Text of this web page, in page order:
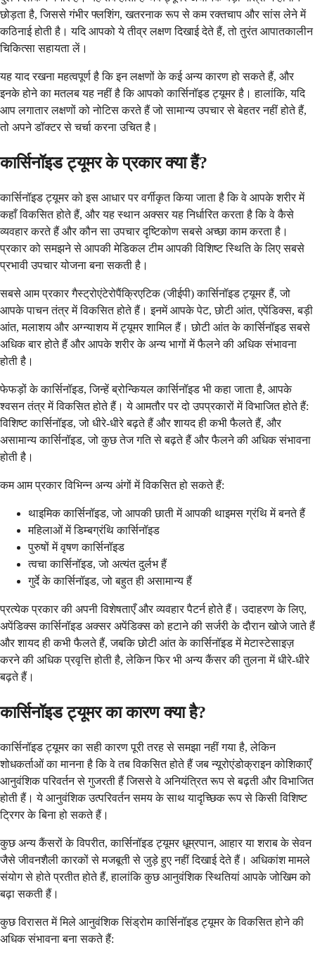
छोड़ता है, जिससे गंभीर फ्लशिंग, खतरनाक रूप से कम रक्तचाप और सांस लेने में
कठिनाई होती है। यदि आपको ये तीव्र लक्षण दिखाई देते हैं, तो तुरंत आपातकालीन
चिकित्सा सहायता लें।
यह याद रखना महत्वपूर्ण है कि इन लक्षणों के कई अन्य कारण हो सकते हैं, और
इनके होने का मतलब यह नहीं है कि आपको कार्सिनॉइड ट्यूमर है। हालांकि, यदि
आप लगातार लक्षणों को नोटिस करते हैं जो सामान्य उपचार से बेहतर नहीं होते हैं,
तो अपने डॉक्टर से चर्चा करना उचित है।
कार्सिनॉइड ट्यूमर के प्रकार क्या हैं?
कार्सिनॉइड ट्यूमर को इस आधार पर वर्गीकृत किया जाता है कि वे आपके शरीर में
कहाँ विकसित होते हैं, और यह स्थान अक्सर यह निर्धारित करता है कि वे कैसे
व्यवहार करते हैं और कौन सा उपचार दृष्टिकोण सबसे अच्छा काम करता है।
प्रकार को समझने से आपकी मेडिकल टीम आपकी विशिष्ट स्थिति के लिए सबसे
प्रभावी उपचार योजना बना सकती है।
सबसे आम प्रकार गैस्ट्रोएंटेरोपैंक्रिएटिक (जीईपी) कार्सिनॉइड ट्यूमर हैं, जो
आपके पाचन तंत्र में विकसित होते हैं। इनमें आपके पेट, छोटी आंत, एपेंडिक्स, बड़ी
आंत, मलाशय और अग्न्याशय में ट्यूमर शामिल हैं। छोटी आंत के कार्सिनॉइड सबसे
अधिक बार होते हैं और आपके शरीर के अन्य भागों में फैलने की अधिक संभावना
होती है।
फेफड़ों के कार्सिनॉइड, जिन्हें ब्रोन्कियल कार्सिनॉइड भी कहा जाता है, आपके
श्वसन तंत्र में विकसित होते हैं। ये आमतौर पर दो उपप्रकारों में विभाजित होते हैं:
विशिष्ट कार्सिनॉइड, जो धीरे-धीरे बढ़ते हैं और शायद ही कभी फैलते हैं, और
असामान्य कार्सिनॉइड, जो कुछ तेज गति से बढ़ते हैं और फैलने की अधिक संभावना
होती है।
कम आम प्रकार विभिन्न अन्य अंगों में विकसित हो सकते हैं:
थाइमिक कार्सिनॉइड, जो आपकी छाती में आपकी थाइमस ग्रंथि में बनते हैं
महिलाओं में डिम्बग्रंथि कार्सिनॉइड
पुरुषों में वृषण कार्सिनॉइड
त्वचा कार्सिनॉइड, जो अत्यंत दुर्लभ हैं
गुर्दे के कार्सिनॉइड, जो बहुत ही असामान्य हैं
प्रत्येक प्रकार की अपनी विशेषताएँ और व्यवहार पैटर्न होते हैं। उदाहरण के लिए,
अपेंडिक्स कार्सिनॉइड अक्सर अपेंडिक्स को हटाने की सर्जरी के दौरान खोजे जाते हैं
और शायद ही कभी फैलते हैं, जबकि छोटी आंत के कार्सिनॉइड में मेटास्टेसाइज़
करने की अधिक प्रवृत्ति होती है, लेकिन फिर भी अन्य कैंसर की तुलना में धीरे-धीरे
बढ़ते हैं।
कार्सिनॉइड ट्यूमर का कारण क्या है?
कार्सिनॉइड ट्यूमर का सही कारण पूरी तरह से समझा नहीं गया है, लेकिन
शोधकर्ताओं का मानना है कि वे तब विकसित होते हैं जब न्यूरोएंडोक्राइन कोशिकाएँ
आनुवंशिक परिवर्तन से गुजरती हैं जिससे वे अनियंत्रित रूप से बढ़ती और विभाजित
होती हैं। ये आनुवंशिक उत्परिवर्तन समय के साथ यादृच्छिक रूप से किसी विशिष्ट
ट्रिगर के बिना हो सकते हैं।
कुछ अन्य कैंसरों के विपरीत, कार्सिनॉइड ट्यूमर धूम्रपान, आहार या शराब के सेवन
जैसे जीवनशैली कारकों से मजबूती से जुड़े हुए नहीं दिखाई देते हैं। अधिकांश मामले
संयोग से होते प्रतीत होते हैं, हालांकि कुछ आनुवंशिक स्थितियां आपके जोखिम को
बढ़ा सकती हैं।
कुछ विरासत में मिले आनुवंशिक सिंड्रोम कार्सिनॉइड ट्यूमर के विकसित होने की
अधिक संभावना बना सकते हैं: